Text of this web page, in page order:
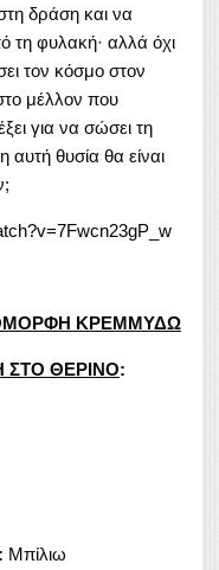
δράση και να
τη φυλακή· αλλά όχι
τον κόσμο στον
μέλλον που
για να σώσει τη
θυσία θα είναι
ΚΡΕΜΜΥΔΩ
ΣΤΟ ΘΕΡΙΝΟ:
Μπίλιω